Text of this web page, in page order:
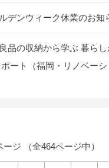
デンウィーク休業のお知
品の収納から学ぶ 暮ら
ート（福岡・リノベー
ージ （全464ページ中）